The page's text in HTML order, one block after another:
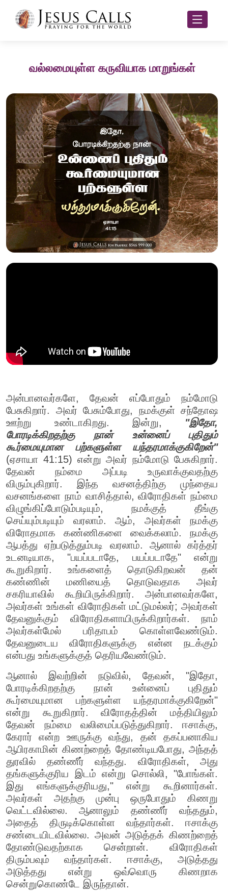
வல்லமையுள்ள கருவியாக மாறுங்கள்
அன்பானவர்களே, தேவன் எப்போதும் நம்மோடு
பேசுகிறார். அவர் பேசும்போது, நமக்குள் சந்தோஷ
ஊற்று உண்டாகிறது. இன்று, "இதோ,
போரடிக்கிறதற்கு நான் உன்னைப் புதிதும்
கூர்மையுமான பற்களுள்ள யந்தரமாக்குகிறேன்"
(ஏசாயா 41:15) என்று அவர் நம்மோடு பேசுகிறார்.
தேவன் நம்மை அப்படி உருவாக்குவதற்கு
விரும்புகிறார். இந்த வசனத்திற்கு முந்தைய
வசனங்களை நாம் வாசித்தால், விரோதிகள் நம்மை
விழுங்கிப்போடும்படியும், நமக்குத் தீங்கு
செய்யும்படியும் வரலாம். ஆம், அவர்கள் நமக்கு
விரோதமாக கண்ணிகளை வைக்கலாம். நமக்கு
ஆபத்து ஏற்படுத்தும்படி வரலாம். ஆனால் கர்த்தர்
உடனடியாக, "பயப்படாதே, பயப்படாதே" என்று
கூறுகிறார். உங்களைத் தொடுகிறவன் தன்
கண்ணின் மணியைத் தொடுவதாக அவர்
சகரியாவில் கூறியிருக்கிறார். அன்பானவர்களே,
அவர்கள் உங்கள் விரோதிகள் மட்டுமல்லர்; அவர்கள்
தேவனுக்கும் விரோதிகளாயிருக்கிறார்கள். நாம்
அவர்கள்மேல் பரிதாபம் கொள்ளவேண்டும்.
தேவனுடைய விரோதிகளுக்கு என்ன நடக்கும்
என்பது உங்களுக்குத் தெரியவேண்டும்.
ஆனால் இவற்றின் நடுவில், தேவன், "இதோ,
போரடிக்கிறதற்கு நான் உன்னைப் புதிதும்
கூர்மையுமான பற்களுள்ள யந்தரமாக்குகிறேன்"
என்று கூறுகிறார். விரோதத்தின் மத்தியிலும்
தேவன் நம்மை வலிமைப்படுத்துகிறார். ஈசாக்கு,
கேரார் என்ற ஊருக்கு வந்து, தன் தகப்பனாகிய
ஆபிரகாமின் கிணற்றைத் தோண்டியபோது, அந்தத்
துரவில் தண்ணீர் வந்தது. விரோதிகள், அது
தங்களுக்குரிய இடம் என்று சொல்லி, "போங்கள்.
இது எங்களுக்குரியது," என்று கூறினார்கள்.
அவர்கள் அதற்கு முன்பு ஒருபோதும் கிணறு
வெட்டவில்லை. ஆனாலும் தண்ணீர் வந்ததும்,
அதைத் திருடிக்கொள்ள வந்தார்கள். ஈசாக்கு
சண்டையிடவில்லை. அவன் அடுத்தக் கிணற்றைத்
தோண்டுவதற்காக சென்றான். விரோதிகள்
திரும்பவும் வந்தார்கள். ஈசாக்கு, அடுத்தது
அடுத்தது என்று ஒவ்வொரு கிணறாக
சென்றுகொண்டே இருந்தான்.